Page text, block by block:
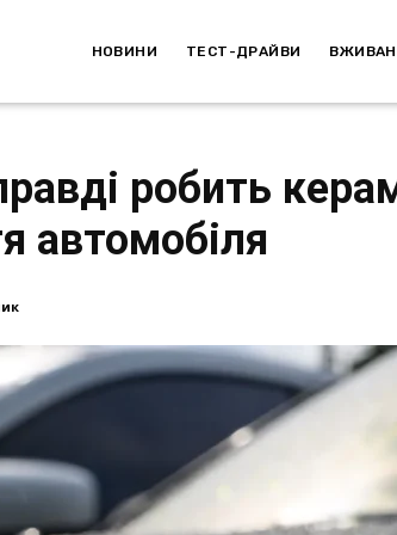
НОВИНИ ТЕСТ-ДРАЙВИ
робить
автомобіля